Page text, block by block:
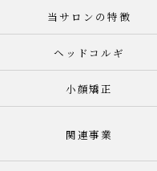
当サロンの特徴
ヘッドコルギ
小顔矯正
関連事業